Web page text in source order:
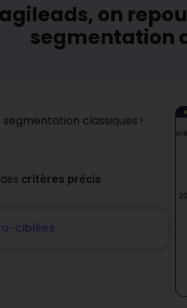
on
segmentation
classiques !
critères précis
ciblées